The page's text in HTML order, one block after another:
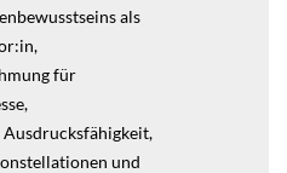
als
für
Ausdrucksfähigkeit,
und